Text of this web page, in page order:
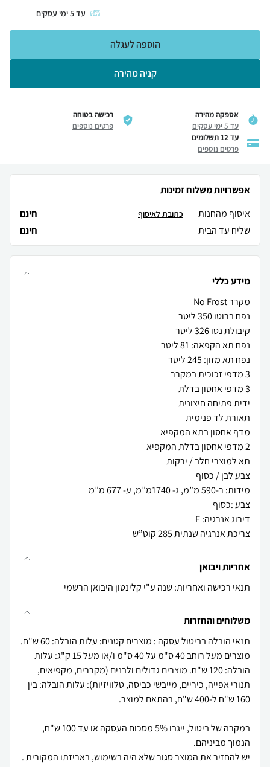
עד5ימי עסקים
קניה מהירה
הוספה לעגלה
אספקה מהירה
עד 5 ימי עסקים
רכישה בטוחה
פרטים נוספים
עד 12 תשלומים
פרטים נוספים
אפשרויות משלוח זמינות
איסוף מהחנות
חינם כתובת לאיסוף
שליח עד הבית חינם
מידע כללי
צריכת אנרגיה שנתית 285 קוט”ש
אחריות ויבואן
תנאי רכישה ואחריות: שנה ע"י קלינטון היבואן הרשמי
משלוחים והחזרות
תנאי הובלה בביטול עסקה : מוצרים קטנים: עלות הובלה: 60 ש"ח.
מוצרים מעל רוחב 40 ס"מ על 40 ס"מ ו/או מעל 15 ק"ג: עלות
הובלה: 120 ש"ח. מוצרים גדולים ולבנים (מקררים, מקפיאים,
תנורי אפייה, כיריים, מייבשי כביסה, טלוויזיות): עלות הובלה: בין
במקרה של ביטול, ייגבו 5% מסכום העסקה או עד 100 ש"ח,
יש להחזיר את המוצר סגור שלא היה בשימוש, באריזתו המקורית .